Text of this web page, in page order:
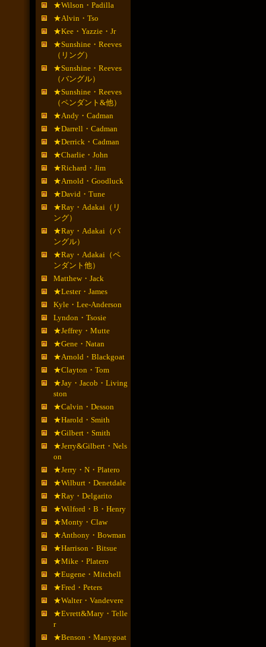
★Wilson・Padilla
★Alvin・Tso
★Kee・Yazzie・Jr
★Sunshine・Reeves
（リング）
★Sunshine・Reeves
（バングル）
★Sunshine・Reeves
（ペンダント&他）
★Andy・Cadman
★Darrell・Cadman
★Derrick・Cadman
★Charlie・John
★Richard・Jim
★Arnold・Goodluck
★David・Tune
★Ray・Adakai（リ
ング）
★Ray・Adakai（バ
ングル）
★Ray・Adakai（ペ
ンダント他）
Matthew・Jack
★Lester・James
Kyle・Lee-Anderson
Lyndon・Tsosie
★Jeffrey・Mutte
★Gene・Natan
★Arnold・Blackgoat
★Clayton・Tom
★Jay・Jacob・Living
ston
★Calvin・Desson
★Harold・Smith
★Gilbert・Smith
★Jerry&Gilbert・Nels
on
★Jerry・N・Platero
★Wilburt・Denetdale
★Ray・Delgarito
★Wilford・B・Henry
★Monty・Claw
★Anthony・Bowman
★Harrison・Bitsue
★Mike・Platero
★Eugene・Mitchell
★Fred・Peters
★Walter・Vandevere
★Evrett&Mary・Telle
r
★Benson・Manygoat